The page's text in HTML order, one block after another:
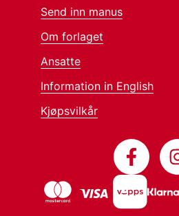
Send inn manus
Om forlaget
Ansatte
Information in English
Kjøpsvilkår